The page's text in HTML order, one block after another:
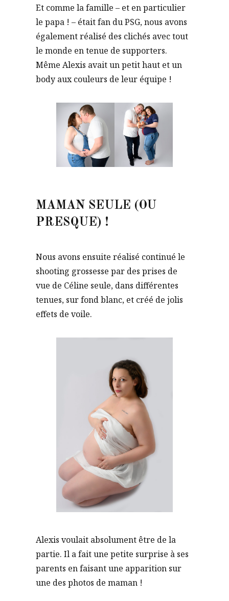
Et comme la famille – et en particulier
le papa ! – était fan du PSG, nous avons
également réalisé des clichés avec tout
le monde en tenue de supporters.
Même Alexis avait un petit haut et un
body aux couleurs de leur équipe !
MAMAN SEULE (OU
PRESQUE) !
Nous avons ensuite réalisé continué le
shooting grossesse par des prises de
vue de Céline seule, dans différentes
tenues, sur fond blanc, et créé de jolis
effets de voile.
Alexis voulait absolument être de la
partie. Il a fait une petite surprise à ses
parents en faisant une apparition sur
une des photos de maman !